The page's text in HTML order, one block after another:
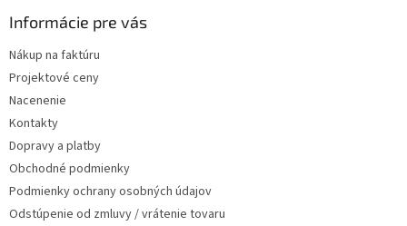
Informácie pre vás
Nákup na faktúru
Projektové ceny
Nacenenie
Kontakty
Dopravy a platby
Obchodné podmienky
Podmienky ochrany osobných údajov
Odstúpenie od zmluvy / vrátenie tovaru